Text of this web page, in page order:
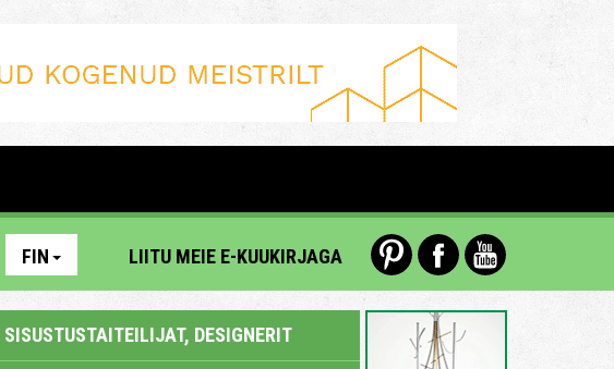
FIN LIITU MEIE E-KUUKIRJAGA
SISUSTUSTAITEILIJAT, DESIGNERIT